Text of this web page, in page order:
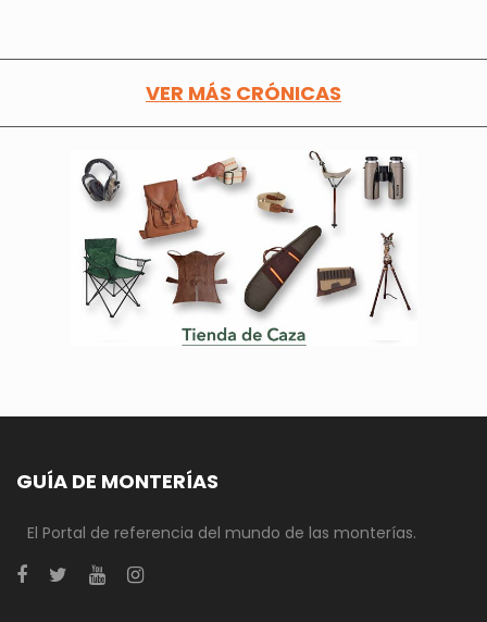
VER MÁS CRÓNICAS
GUÍA DE MONTERÍAS
El Portal de referencia del mundo de las monterías.